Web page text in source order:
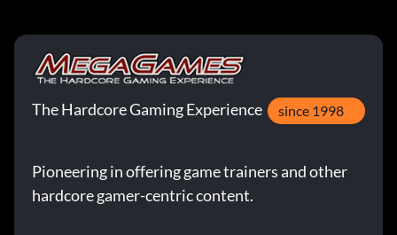
The Hardcore Gaming Experience since 1998
Pioneering in offering game trainers and other
hardcore gamer-centric content.